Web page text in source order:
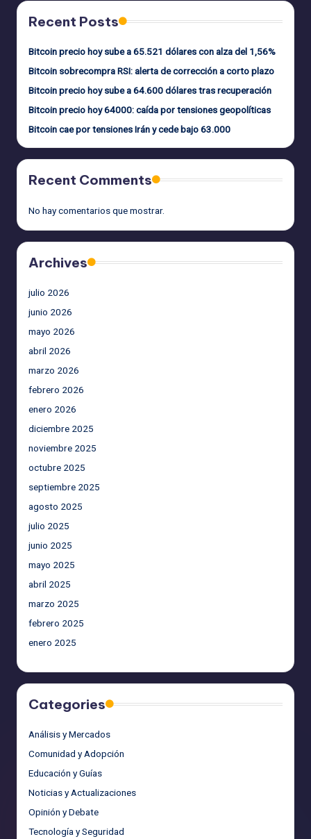
Recent Posts
Bitcoin precio hoy sube a 65.521 dólares con alza del 1,56%
Bitcoin sobrecompra RSI: alerta de corrección a corto plazo
Bitcoin precio hoy sube a 64.600 dólares tras recuperación
Bitcoin precio hoy 64000: caída por tensiones geopolíticas
Bitcoin cae por tensiones Irán y cede bajo 63.000
Recent Comments
No hay comentarios que mostrar.
Archives
julio 2026
junio 2026
mayo 2026
abril 2026
marzo 2026
febrero 2026
enero 2026
diciembre 2025
noviembre 2025
octubre 2025
septiembre 2025
agosto 2025
julio 2025
junio 2025
mayo 2025
abril 2025
marzo 2025
febrero 2025
enero 2025
Categories
Análisis y Mercados
Comunidad y Adopción
Educación y Guías
Noticias y Actualizaciones
Opinión y Debate
Tecnología y Seguridad